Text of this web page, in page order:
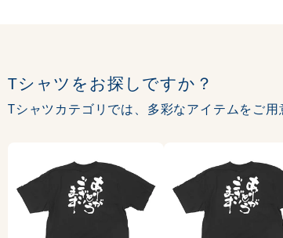
Tシャツをお探しですか？
Tシャツカテゴリでは、多彩なアイテムをご用